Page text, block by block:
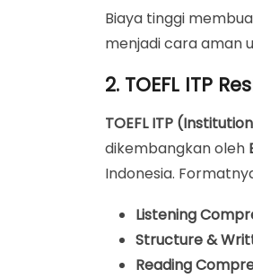
Biaya tinggi
menjadi cara aman
2. TOEFL ITP
TOEFL ITP
dikembangkan oleh
Indonesia.
Listening
Structure &
Reading